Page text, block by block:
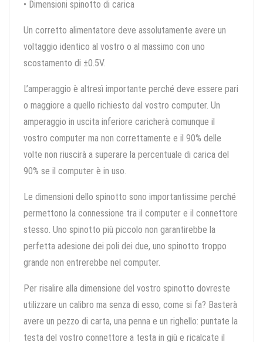
• Dimensioni spinotto di carica
Un corretto alimentatore deve assolutamente avere un
voltaggio identico al vostro o al massimo con uno
scostamento di ±0.5V.
L’amperaggio è altresì importante perché deve essere pari
o maggiore a quello richiesto dal vostro computer. Un
amperaggio in uscita inferiore caricherà comunque il
vostro computer ma non correttamente e il 90% delle
volte non riuscirà a superare la percentuale di carica del
90% se il computer è in uso.
Le dimensioni dello spinotto sono importantissime perché
permettono la connessione tra il computer e il connettore
stesso. Uno spinotto più piccolo non garantirebbe la
perfetta adesione dei poli dei due, uno spinotto troppo
grande non entrerebbe nel computer.
Per risalire alla dimensione del vostro spinotto dovreste
utilizzare un calibro ma senza di esso, come si fa? Basterà
avere un pezzo di carta, una penna e un righello: puntate la
testa del vostro connettore a testa in giù e ricalcate il